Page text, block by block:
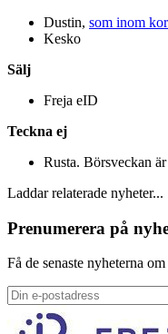
Dustin, som inom
Kesko
Sälj
Freja eID
Teckna ej
Rusta. Börsveckan
Laddar relaterade nyheter...
Prenumerera på
Få de senaste nyheterna